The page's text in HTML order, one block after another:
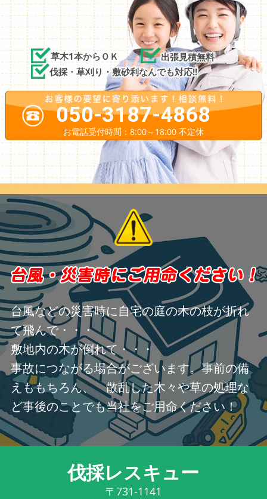
草木1本からＯＫ
出張見積無料
伐採・草刈り・敷砂利なんでも対応!!
050-3187-4868
お電話受付時間：8:00～18:00 不定休
台風などの災害時に自宅の庭の木の枝が折れ
て飛んで・・・
敷地内の木が倒れて・・・
事故につながる場合がございます。事前の備
えももちろん、 散乱した木々や草の処理な
ど事後のことでも当社をご用命ください！
伐採レスキュー
〒731-1141